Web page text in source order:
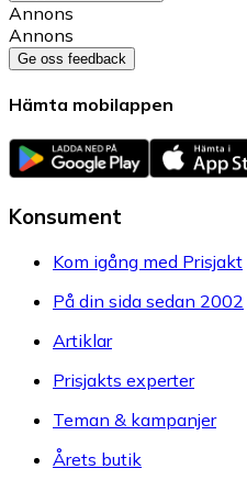
Annons
Annons
Ge oss feedback
Hämta mobilappen
Konsument
Kom igång med Prisjakt
På din sida sedan 2002
Artiklar
Prisjakts experter
Teman & kampanjer
Årets butik